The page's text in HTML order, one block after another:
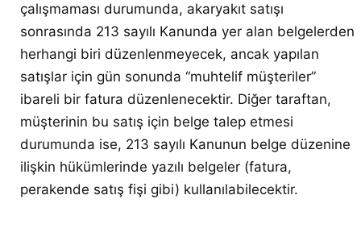
çalışmaması durumunda, akaryakıt satışı
sonrasında 213 sayılı Kanunda yer alan belgelerden
herhangi biri düzenlenmeyecek, ancak yapılan
satışlar için gün sonunda “muhtelif müşteriler”
ibareli bir fatura düzenlenecektir. Diğer taraftan,
müşterinin bu satış için belge talep etmesi
durumunda ise, 213 sayılı Kanunun belge düzenine
ilişkin hükümlerinde yazılı belgeler (fatura,
perakende satış fişi gibi) kullanılabilecektir.